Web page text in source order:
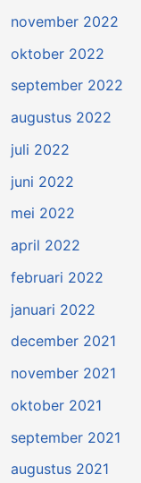
november 2022
oktober 2022
september 2022
augustus 2022
juli 2022
juni 2022
mei 2022
april 2022
februari 2022
januari 2022
december 2021
november 2021
oktober 2021
september 2021
augustus 2021